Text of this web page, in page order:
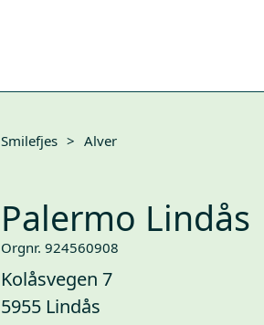
Smilefjes > Alver
Palermo Lindås
Orgnr. 924560908
Kolåsvegen 7
5955 Lindås